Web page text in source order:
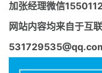
加张经理微信
网站内容均来自于互